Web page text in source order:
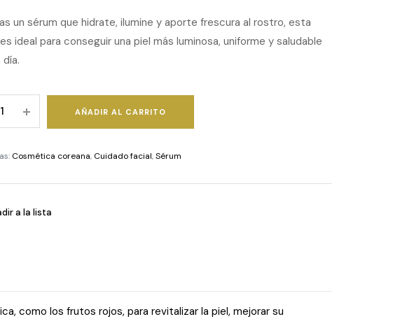
un sérum que hidrate, ilumine y aporte frescura al rostro, esta
ideal para conseguir una piel más luminosa, uniforme y saludable
AÑADIR AL CARRITO
Cosmética coreana, Cuidado facial,Sérum
a la lista
como los frutos rojos, para revitalizar la piel, mejorar su